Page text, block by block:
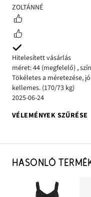
5
ZOLTÁNNÉ
Hitelesített vásárlás
méret: 44 (megfelelő) ,
Tökéletes a méretezése,
kellemes. (170/73 kg)
2025-06-24
VÉLEMÉNYEK SZŰRÉSE
HASONLÓ